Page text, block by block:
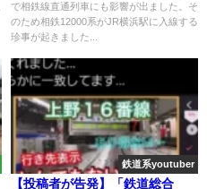
で相鉄線直通列車にも影響が出ました。そ
のため相鉄12000系がJR横浜駅に入線する
珍事が起きました...
鉄道系youtuber
【投稿者が告発】「鉄道総合